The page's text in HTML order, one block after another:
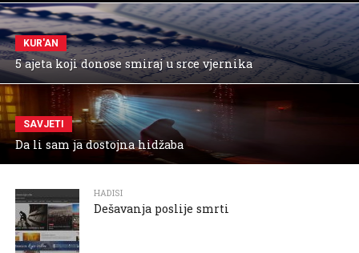
KUR'AN
5 ajeta koji donose smiraj u srce vjernika
SAVJETI
Da li sam ja dostojna hidžaba
HADISI
Dešavanja poslije smrti